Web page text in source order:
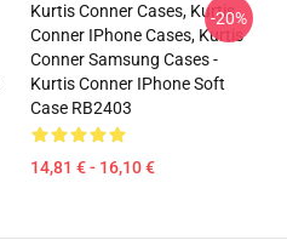
Kurtis Conner Cases, Kurtis
Conner IPhone Cases, Kurtis
Conner Samsung Cases -
Kurtis Conner IPhone Soft
Case RB2403
14,81 € - 16,10 €
-20%